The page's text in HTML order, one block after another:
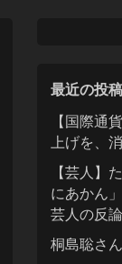
最近の投稿
【国際通
上げを、
【芸人】
にあかん
芸人の反
桐島聡さ